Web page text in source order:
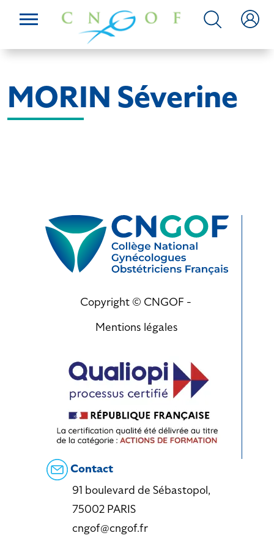
MORIN Séverine
Copyright © CNGOF -
Mentions légales
Contact
91 boulevard de Sébastopol,
75002 PARIS
cngof@cngof.fr